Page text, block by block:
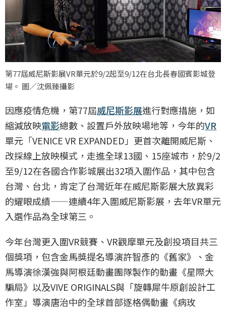
第77屆威尼斯影展VR單元於9/2起至9/12在台北長春國賓影城登
場。 圖／沈佩臻攝影
因應疫情危機，第77屆威尼斯影展進行對應措施，如
縮減放映電影總數、設置戶外放映場地等，今年的VR
單元「VENICE VR EXPANDED」更首次離開威尼斯、
改採線上放映模式，走進全球13國、15座城市，於9/2
至9/12在各國合作影城展出32項入圍作品，其中包含
台灣、台北，肯定了台灣近年在威尼斯影展大放異彩
的耀眼成績——連續4年入圍威尼斯影展，去年VR單元
入選作品為全球第三。
今年台灣更入圍VR競賽、VR觀摩單元及創投項目共三
個獎項，包含金馬獎提名導演許智彥的《舊家》、金
馬導演徐漢強與阿根廷動畫團隊製作的動畫《星際大
騙局》以及VIVE ORIGINALS與「旋轉犀牛原創設計工
作室」導演唐治中的全球首部逐格偶動畫《病玫